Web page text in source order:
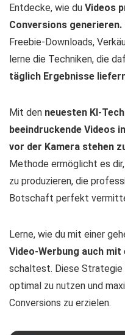
Entdecke, wie du Videos
Conversions generieren.
Freebie-Downloads,
lerne die Techniken, die
täglich Ergebnisse
Mit den neuesten KI-
beeindruckende Videos
vor der Kamera stehen
Methode ermöglicht es
zu produzieren, die
Botschaft perfekt
Lerne, wie du mit einer
Video-Werbung auch mit
schaltest. Diese Strategie
optimal zu nutzen und
Conversions zu erzielen.